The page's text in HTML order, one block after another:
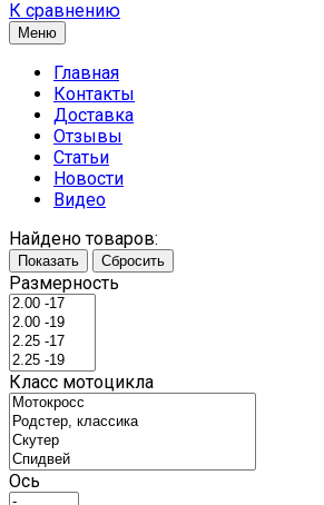
К сравнению
Меню
Главная
Контакты
Доставка
Отзывы
Статьи
Новости
Видео
Найдено товаров:
Показать Сбросить
Размерность
Класс мотоцикла
Ось